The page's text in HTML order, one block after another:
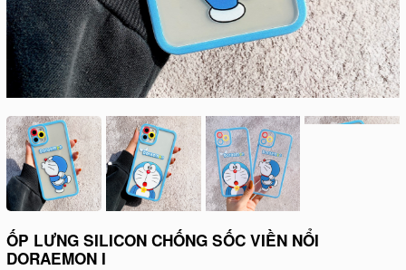
ỐP LƯNG SILICON CHỐNG SỐC VIỀN NỔI
DORAEMON I